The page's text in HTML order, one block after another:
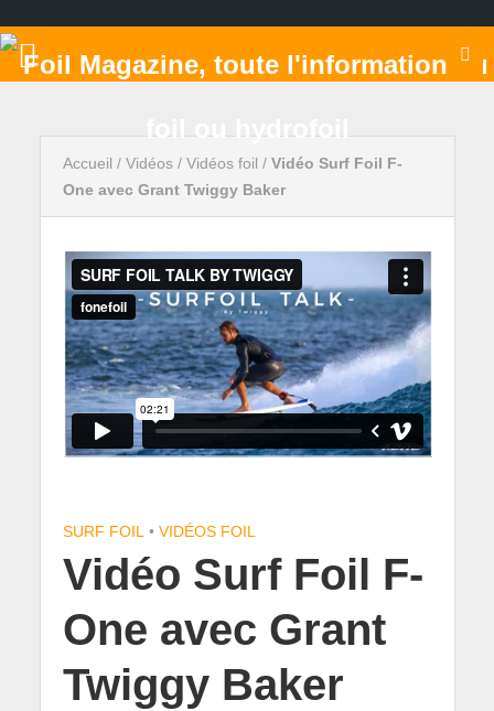
Accueil / Vidéos/ Vidéos foil / Vidéo Surf Foil F-
One avec Grant Twiggy Baker
SURF FOIL • VIDÉOS FOIL
Vidéo Surf Foil F-
One avec Grant
Twiggy Baker